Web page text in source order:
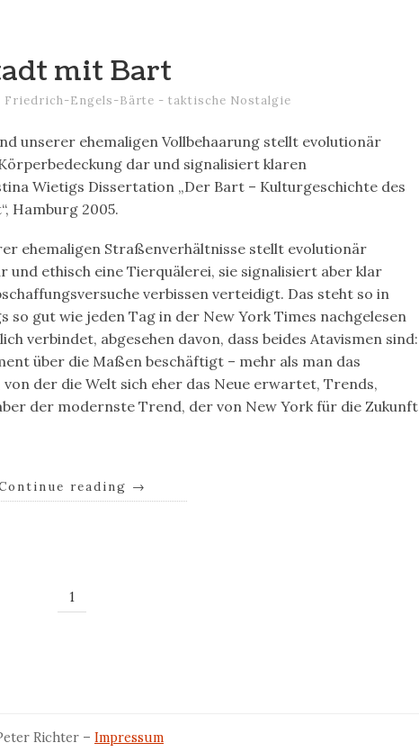
mit Bart
Friedrich-Engels-Bärte - taktische Nostalgie
unserer ehemaligen Vollbehaarung stellt evolutionär
dar und signalisiert klaren
Wietigs Dissertation „Der Bart – Kulturgeschichte des
Hamburg 2005.
ehemaligen Straßenverhältnisse stellt evolutionär
ethisch eine Tierquälerei, sie signalisiert aber klar
verbissen verteidigt. Das steht so in
gut wie jeden Tag in der New York Times nachgelesen
verbindet, abgesehen davon, dass beides Atavismen sind:
über die Maßen beschäftigt – mehr als man das
der die Welt sich eher das Neue erwartet, Trends,
der modernste Trend, der von New York für die Zukunft
reading →
1
Richter – Impressum